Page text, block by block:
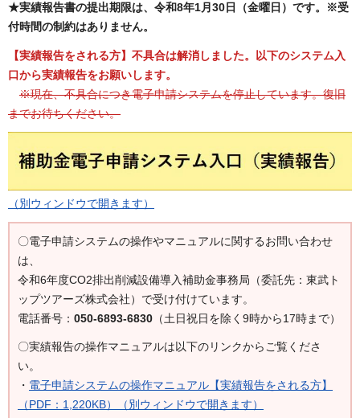
★実績報告書の提出期限は、令和8年1月30日（金曜日）です。※受
付時間の制約はありません。
【実績報告をされる方】不具合は解消しました。以下のシステム入
口から実績報告をお願いします。
※現在、不具合につき電子申請システムを停止しています。復旧
までお待ちください。
（別ウィンドウで開きます）
〇電子申請システムの操作やマニュアルに関するお問い合わせ
は、
令和6年度CO2排出削減設備導入補助金事務局（委託先：東武ト
ップツアーズ株式会社）で受け付けています。
電話番号： 050-6893-6830 （土日祝日を除く9時から17時まで）
〇実績報告の操作マニュアルは以下のリンクからご覧くださ
い。
・ 電子申請システムの操作マニュアル【実績報告をされる方】
（PDF：1,220KB）（別ウィンドウで開きます）